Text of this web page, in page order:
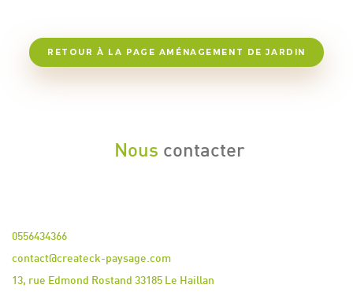
RETOUR À LA PAGE AMÉNAGEMENT DE JARDIN
Nous contacter
0556434366
contact@createck-paysage.com
13, rue Edmond Rostand 33185 Le Haillan